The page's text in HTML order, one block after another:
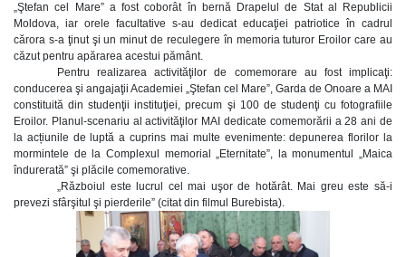
„Ştefan cel Mare” a fost coborât în bernă Drapelul de Stat al Republicii
Moldova, iar orele facultative s-au dedicat educaţiei patriotice în cadrul
cărora s-a ţinut şi un minut de reculegere în memoria tuturor Eroilor care au
căzut pentru apărarea acestui pământ.
Pentru realizarea activităţilor de comemorare au fost implicaţi:
conducerea şi angajaţii Academiei „Ştefan cel Mare”, Garda de Onoare a MAI
constituită din studenţii instituţiei, precum şi 100 de studenţi cu fotografiile
Eroilor. Planul-scenariu al activităţilor MAI dedicate comemorării a 28 ani de
la acțiunile de luptă a cuprins mai multe evenimente: depunerea florilor la
mormintele de la Complexul memorial „Eternitate”, la monumentul „Maica
îndurerată” şi plăcile comemorative.
„Războiul este lucrul cel mai uşor de hotărât. Mai greu este să-i
prevezi sfârşitul şi pierderile” (citat din filmul Burebista).